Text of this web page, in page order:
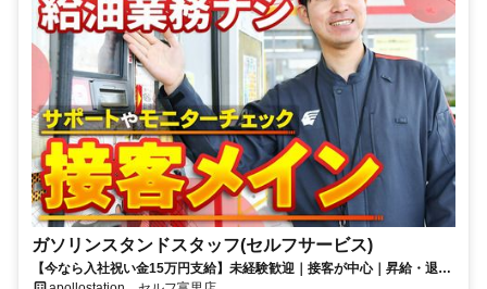
ガソリンスタンドスタッフ(セルフサービス)
【今なら入社祝い金15万円支給】未経験歓迎｜接客が中心｜昇給・退職